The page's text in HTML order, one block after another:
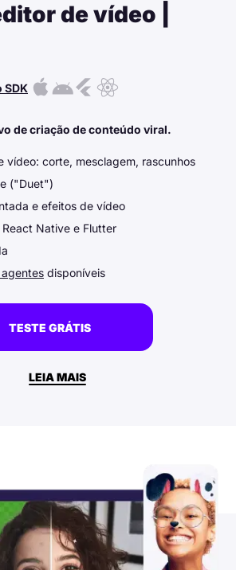
de vídeo |
SDK
de criação de conteúdo viral.
vídeo: corte, mesclagem, rascunhos
("Duet")
e efeitos de vídeo
Native e Flutter
disponíveis
TESTE GRÁTIS
LEIA MAIS